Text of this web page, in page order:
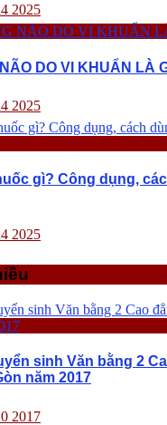
2025
DO VI KHUẨN LÀ
2025
gì? Công dụng,
2025
sinh Văn bằng 2
năm 2017
2017